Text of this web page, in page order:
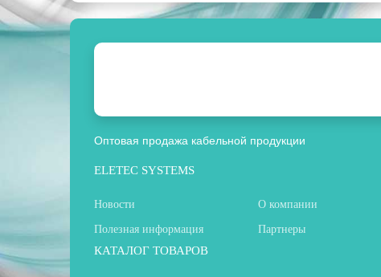
Оптовая продажа кабельной продукции
ELETEC SYSTEMS
Новости О компании
Полезная информация Партнеры
КАТАЛОГ ТОВАРОВ